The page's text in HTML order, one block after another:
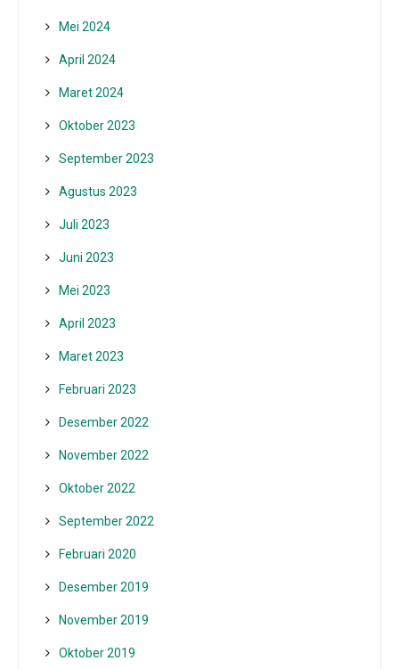
Mei 2024
April 2024
Maret 2024
Oktober 2023
September 2023
Agustus 2023
Juli 2023
Juni 2023
Mei 2023
April 2023
Maret 2023
Februari 2023
Desember 2022
November 2022
Oktober 2022
September 2022
Februari 2020
Desember 2019
November 2019
Oktober 2019